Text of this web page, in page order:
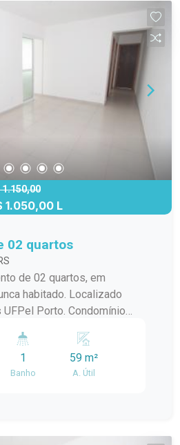
1.150,00
1.050,00 L
02 quartos
de 02 quartos, em
habitado. Localizado
Porto. Condomínio
portaria e elevador.
opcional com valor
1
Banho
59 m²
A. Útil